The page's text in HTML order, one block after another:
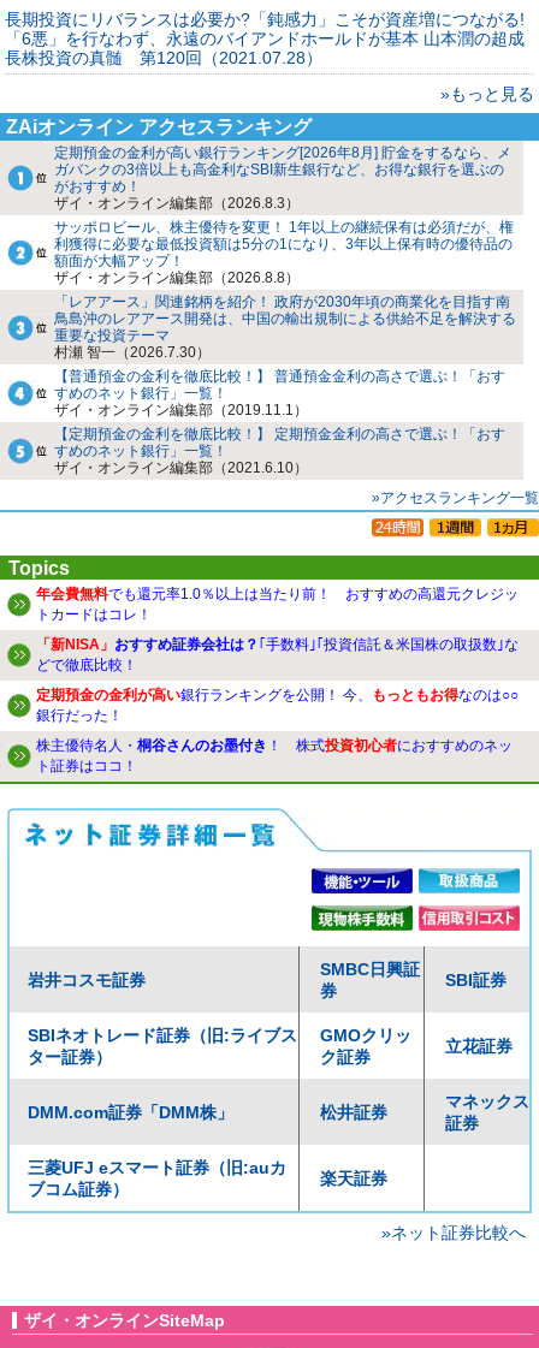
長期投資にリバランスは必要か?「鈍感力」こそが資産増につながる!
「6悪」を行なわず、永遠のバイアンドホールドが基本 山本潤の超成
長株投資の真髄 第120回（2021.07.28）
»もっと見る
ZAiオンライン アクセスランキング
定期預金の金利が高い銀行ランキング[2026年8月] 貯金をするなら、メ
ガバンクの3倍以上も高金利なSBI新生銀行など、お得な銀行を選ぶの
がおすすめ！
ザイ・オンライン編集部（2026.8.3）
サッポロビール、株主優待を変更！ 1年以上の継続保有は必須だが、権
利獲得に必要な最低投資額は5分の1になり、3年以上保有時の優待品の
額面が大幅アップ！
ザイ・オンライン編集部（2026.8.8）
「レアアース」関連銘柄を紹介！ 政府が2030年頃の商業化を目指す南
鳥島沖のレアアース開発は、中国の輸出規制による供給不足を解決する
重要な投資テーマ
村瀬 智一（2026.7.30）
【普通預金の金利を徹底比較！】 普通預金金利の高さで選ぶ！「おす
すめのネット銀行」一覧！
ザイ・オンライン編集部（2019.11.1）
【定期預金の金利を徹底比較！】 定期預金金利の高さで選ぶ！「おす
すめのネット銀行」一覧！
ザイ・オンライン編集部（2021.6.10）
»アクセスランキング一覧
Topics
年会費無料でも還元率1.0％以上は当たり前！ おすすめの高還元クレジッ
トカードはコレ！
「新NISA」 おすすめ証券会社は？ ｢手数料｣｢投資信託＆米国株の取扱数｣な
どで徹底比較！
定期預金の金利が高い銀行ランキングを公開！ 今、 もっともお得なのは○○
銀行だった！
株主優待名人・ 桐谷さんのお墨付き ！ 株式投資初心者におすすめのネッ
ト証券はココ！
岩井コスモ証券
SMBC日興証
券
SBI証券
SBIネオトレード証券（旧:ライブス
ター証券）
GMOクリッ
ク証券
立花証券
DMM.com証券「DMM株」 松井証券
マネックス
証券
三菱UFJ eスマート証券（旧:auカ
ブコム証券）
楽天証券
»ネット証券比較へ
ザイ・オンラインSiteMap